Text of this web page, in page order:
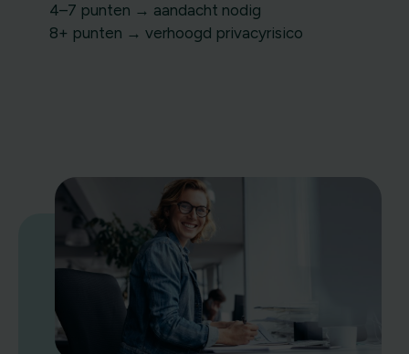
4–7 punten → aandacht nodig
8+ punten → verhoogd privacyrisico